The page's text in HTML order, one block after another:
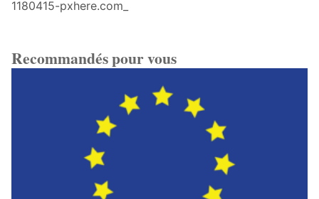
1180415-pxhere.com_
Recommandés pour vous